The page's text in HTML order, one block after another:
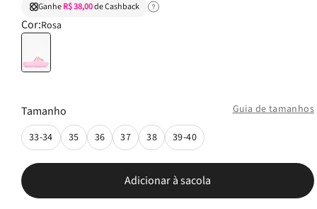
GanheR$ 38,00de Cashback
Cor:Rosa
Guia de tamanhos
Tamanho
33-34 35 36 37 38 39-40
Adicionar à sacola